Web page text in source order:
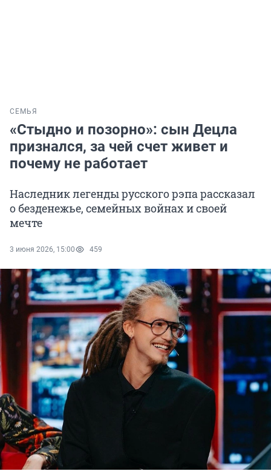
СЕМЬЯ
«Стыдно и позорно»: сын Децла
признался, за чей счет живет и
почему не работает
Наследник легенды русского рэпа рассказал
о безденежье, семейных войнах и своей
мечте
3 июня 2026, 15:00 459